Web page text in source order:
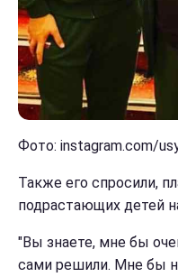
Фото: instagram.com/
Также его спросили,
подрастающих детей
"Вы знаете, мне бы
сами решили. Мне бы